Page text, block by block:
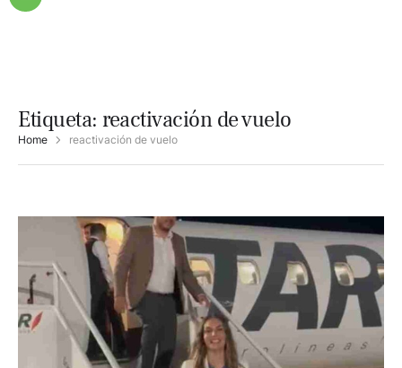
Etiqueta: reactivación de vuelo
Home reactivación de vuelo